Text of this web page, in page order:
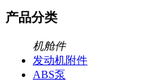
产品分类
机舱件
发动机附件
ABS泵